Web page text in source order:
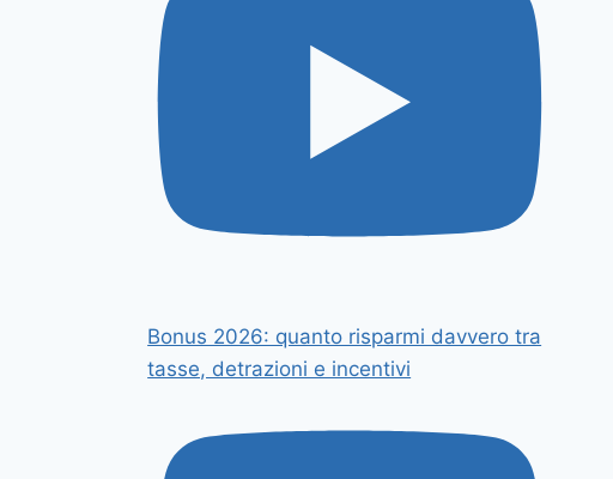
Bonus 2026: quanto risparmi davvero tra
tasse, detrazioni e incentivi